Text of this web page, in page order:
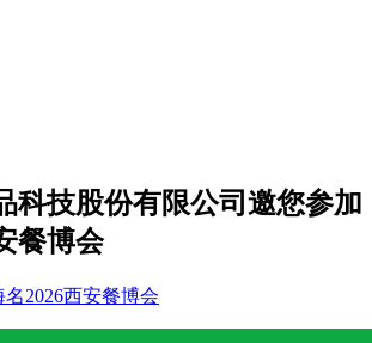
科技股份有限公司邀您参加
餐博会
名2026西安餐博会